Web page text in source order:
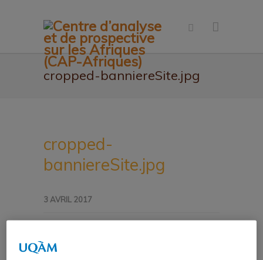
cropped-banniereSite.jpg
cropped-
banniereSite.jpg
3 AVRIL 2017